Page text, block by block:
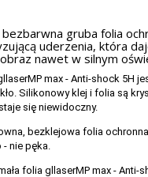
gruba folia
uderzenia, która
nawet w silnym
max - Anti-shock 5H
Silikonowy klej i folia są
się niewidoczny.
bezklejowa folia
nie pęka.
folia gllaserMP max - Anti-